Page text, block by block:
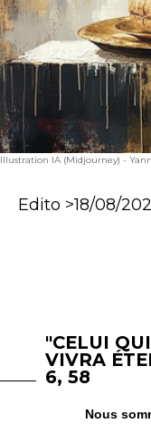
Illustration IA (Midjourney) -
Edito >18/08/
"CELUI
VIVRA
6, 58
Nous